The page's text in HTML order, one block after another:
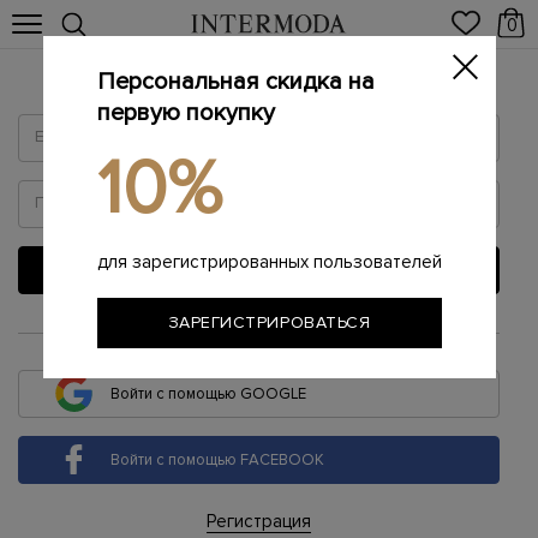
0
Войти
ВОЙТИ
или
Войти с помощью GOOGLE
Войти с помощью FACEBOOK
Регистрация
Персональная скидка на
первую покупку
10%
для зарегистрированных пользователей
ЗАРЕГИСТРИРОВАТЬСЯ